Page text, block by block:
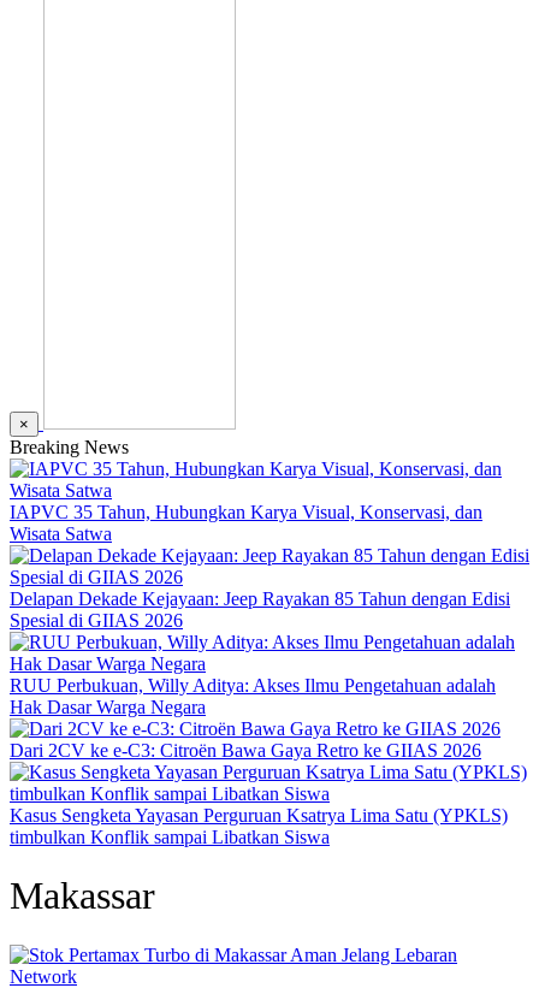
×
Breaking News
IAPVC 35 Tahun, Hubungkan Karya Visual, Konservasi, dan
Wisata Satwa
Delapan Dekade Kejayaan: Jeep Rayakan 85 Tahun dengan Edisi
Spesial di GIIAS 2026
RUU Perbukuan, Willy Aditya: Akses Ilmu Pengetahuan adalah
Hak Dasar Warga Negara
Dari 2CV ke e-C3: Citroën Bawa Gaya Retro ke GIIAS 2026
Kasus Sengketa Yayasan Perguruan Ksatrya Lima Satu (YPKLS)
timbulkan Konflik sampai Libatkan Siswa
Makassar
Network